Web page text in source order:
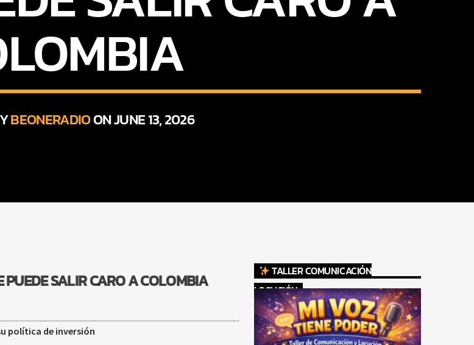
BEONERADIOON JUNE 13, 2026
PUEDE SALIR CARO A COLOMBIA
política de inversión
TALLER COMUNICACIÓN
LOCUCIÓN